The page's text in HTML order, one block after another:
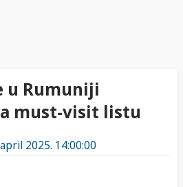
u Rumuniji
must-visit listu
2025. 14:00:00